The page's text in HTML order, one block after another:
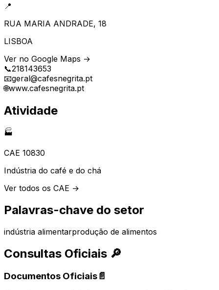
📍
RUA MARIA ANDRADE, 18
LISBOA
Ver no Google Maps →
📞218143653
📧geral@cafesnegrita.pt
🌐www.cafesnegrita.pt
Atividade
🏭
CAE 10830
Indústria do café e do chá
Ver todos os CAE →
Palavras-chave do setor
indústria alimentarprodução de alimentos
Consultas Oficiais 🔎
Documentos Oficiais📄